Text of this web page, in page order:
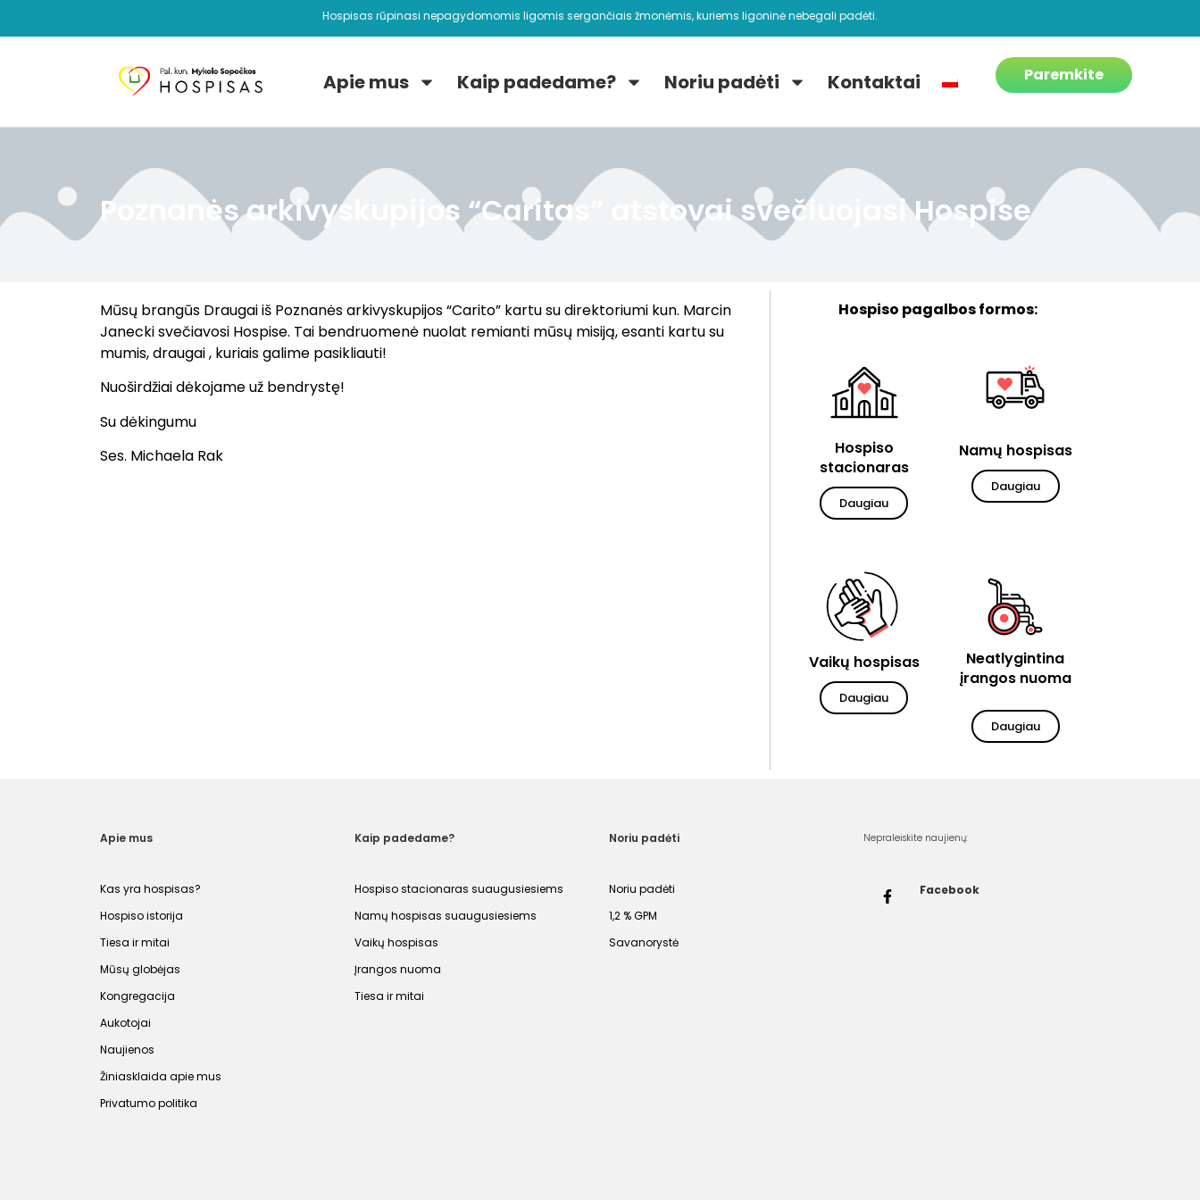
Hospisas rūpinasi nepagydomomis ligomis sergančiais žmonėmis, kuriems ligoninė nebegali padėti.
Apie mus Kaip padedame? Noriu padėti Kontaktai Paremkite
Poznanės arkivyskupijos “Caritas” atstovai svečiuojasi Hospise
Mūsų brangūs Draugai iš Poznanės arkivyskupijos “Carito” kartu su direktoriumi kun. Marcin
Janecki svečiavosi Hospise. Tai bendruomenė nuolat remianti mūsų misiją, esanti kartu su
mumis, draugai , kuriais galime pasikliauti!
Nuoširdžiai dėkojame už bendrystę!
Su dėkingumu
Ses. Michaela Rak
Hospiso pagalbos formos:
Hospiso
stacionaras
Daugiau
Namų hospisas
Daugiau
Vaikų hospisas
Daugiau
Neatlygintina
įrangos nuoma
Daugiau
Apie mus
Kas yra hospisas?
Hospiso istorija
Tiesa ir mitai
Mūsų globėjas
Kongregacija
Aukotojai
Naujienos
Žiniasklaida apie mus
Privatumo politika
Kaip padedame?
Hospiso stacionaras suaugusiesiems
Namų hospisas suaugusiesiems
Vaikų hospisas
Įrangos nuoma
Tiesa ir mitai
Noriu padėti
Noriu padėti
1,2 % GPM
Savanorystė
Nepraleiskite naujienų:
Facebook